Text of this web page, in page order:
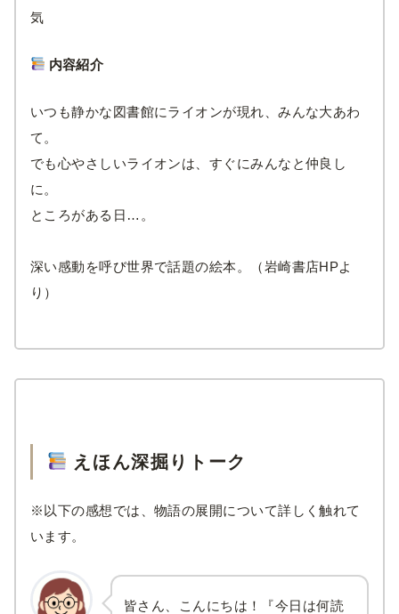
気
内容紹介
いつも静かな図書館にライオンが現れ、みんな大あわ
て。
でも心やさしいライオンは、すぐにみんなと仲良し
に。
ところがある日…。
深い感動を呼び世界で話題の絵本。（岩崎書店HPよ
り）
えほん深掘りトーク
※以下の感想では、物語の展開について詳しく触れて
います。
皆さん、こんにちは！『今日は何読